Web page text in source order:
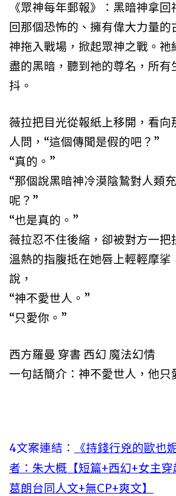
《眾神每年郵報》：黑暗神拿
回那個恐怖的、擁有偉大力量的
神拖入戰場，掀起眾神之戰。祂
盡的黑暗，聽到祂的尊名，所有
抖。
薇拉把目光從報紙上移開，看向
人問，“這個傳聞是假的吧？”
“真的。”
“那個說黑暗神冷漠陰鷙對人類
呢？”
“也是真的。”
薇拉忍不住後縮，卻被對方一把
溫熱的指腹抵在她唇上輕輕摩挲
說，
“神不愛世人。”
“只愛你。”
西方羅曼 穿書 西幻 魔法幻情
一句話簡介：神不愛世人，他只
4文案連結：
《持錢行兇的歐也
者：朱大概【短篇+西幻+女主穿
葛朗台同人文+無CP+爽文】